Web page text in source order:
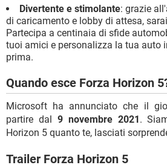
Divertente e stimolante: grazie
di caricamento e lobby di attesa,
Partecipa a centinaia di sfide
tuoi amici e personalizza la tua auto
prima.
Quando esce Forza Horizon
Microsoft ha annunciato che il
partire dal 9 novembre 2021.
Horizon 5 quanto te, lasciati
Trailer Forza Horizon 5